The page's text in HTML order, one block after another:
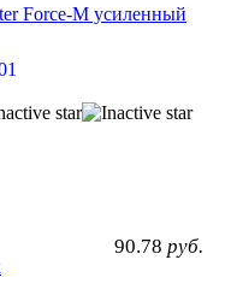
Force-M усиленный
90.78 руб.